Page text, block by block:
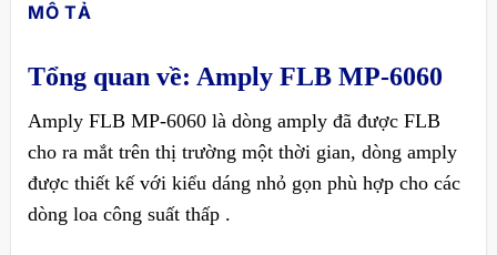
MÔ TẢ
Tổng quan về: Amply FLB MP-6060
Amply FLB MP-6060 là dòng amply đã được FLB
cho ra mắt trên thị trường một thời gian, dòng amply
được thiết kế với kiểu dáng nhỏ gọn phù hợp cho các
dòng loa công suất thấp .